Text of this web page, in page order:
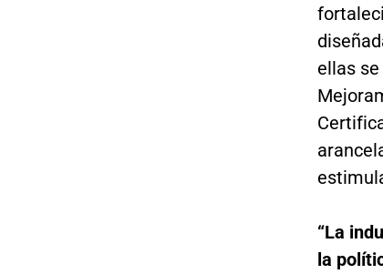
ellas
“La
la